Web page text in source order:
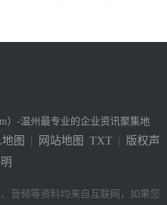
）-温州最专业的企业资讯聚集地
图 | 网站地图 TXT | 版权声
明
音频等资料均来自互联网，如果您